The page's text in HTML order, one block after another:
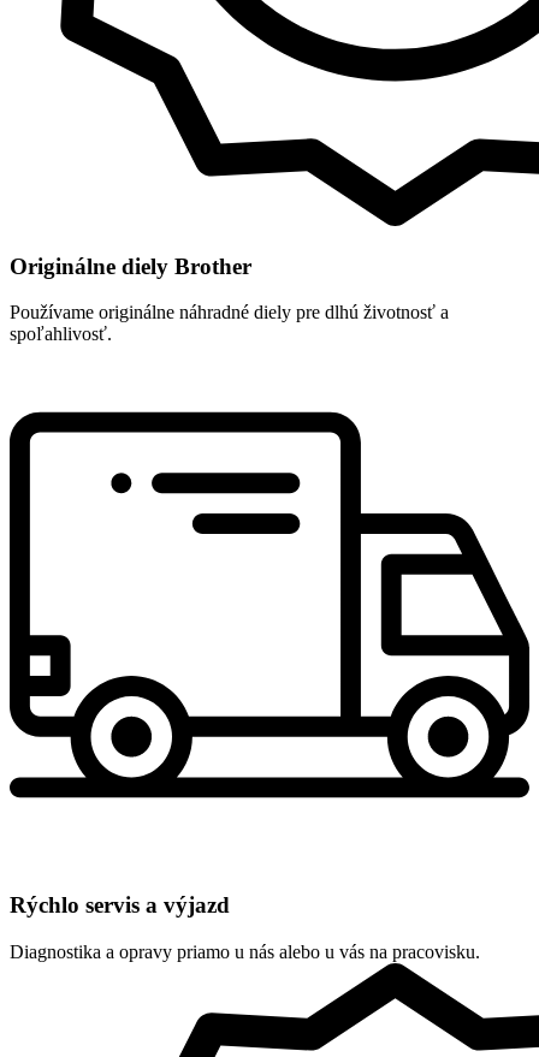
Originálne diely Brother
Používame originálne náhradné diely pre dlhú životnosť a
spoľahlivosť.
Rýchlo servis a výjazd
Diagnostika a opravy priamo u nás alebo u vás na pracovisku.